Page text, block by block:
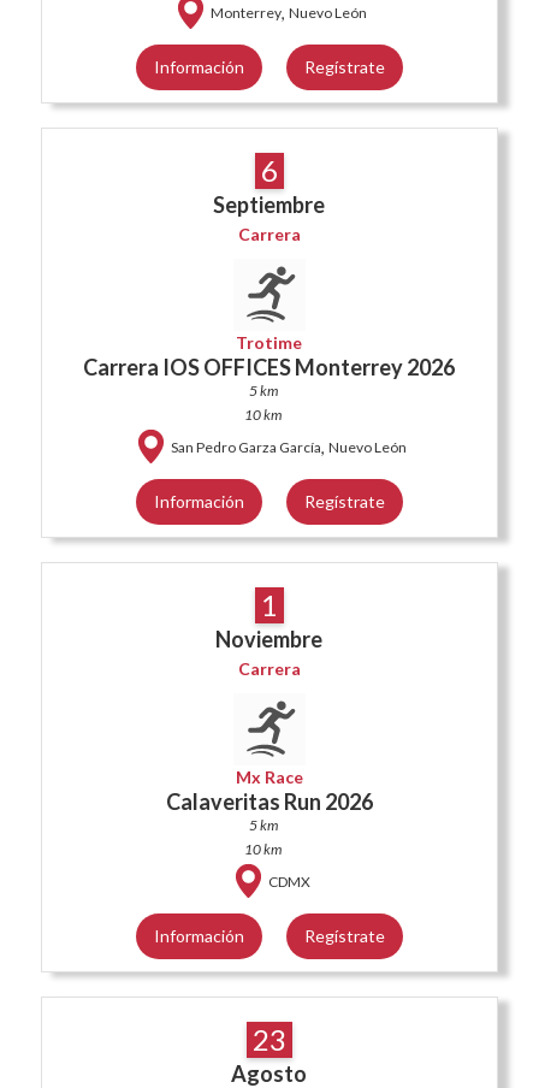
Monterrey, Nuevo León
Información Regístrate
6
Septiembre
Carrera
Trotime
Carrera IOS OFFICES Monterrey 2026
5 km
10 km
San Pedro Garza García, Nuevo León
Información Regístrate
1
Noviembre
Carrera
Mx Race
Calaveritas Run 2026
5 km
10 km
CDMX
Información Regístrate
23
Agosto